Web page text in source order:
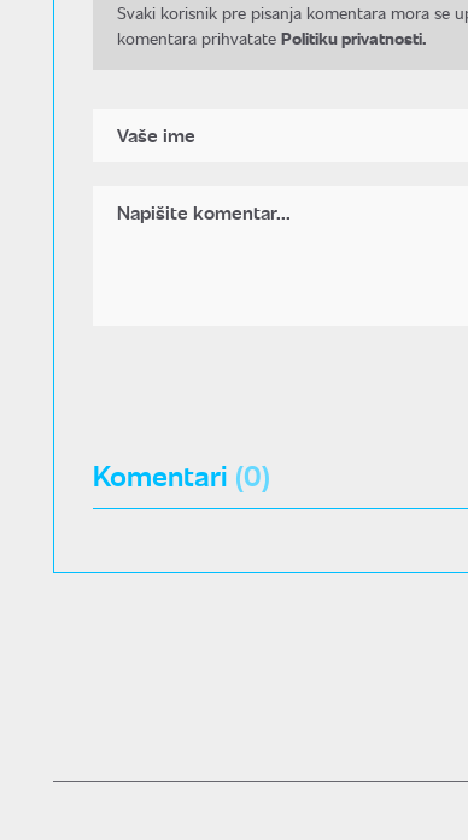
Svaki korisnik pre pisanja komentara mora se
komentara prihvatate Politiku privatnosti.
Komentari (0)